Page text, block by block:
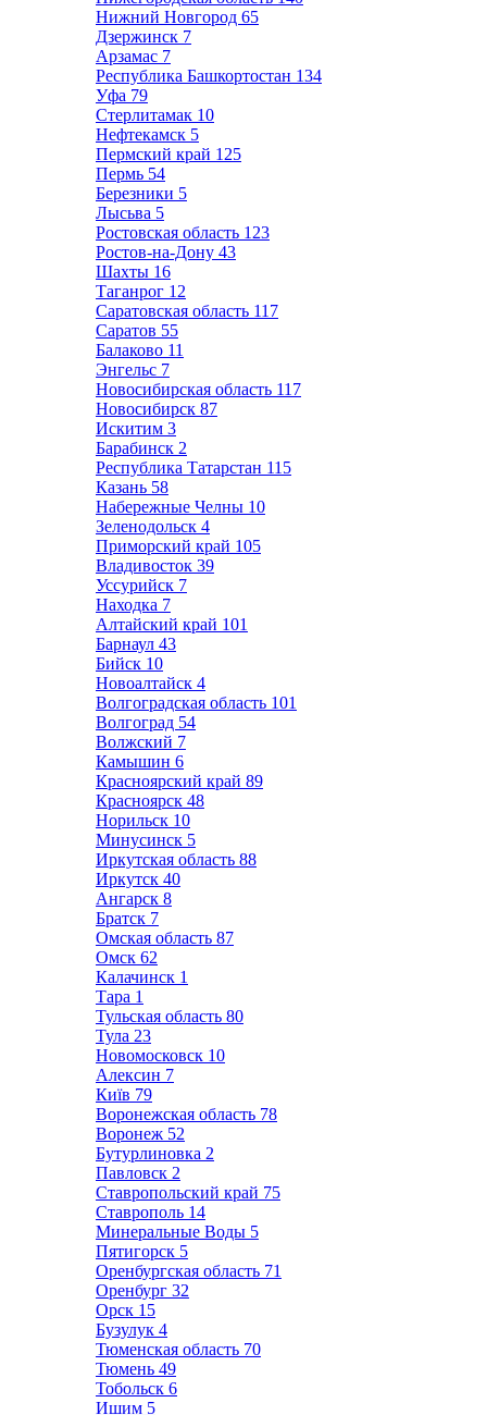
Нижний Новгород 65
Дзержинск 7
Арзамас 7
Республика Башкортостан 134
Уфа 79
Стерлитамак 10
Нефтекамск 5
Пермский край 125
Пермь 54
Березники 5
Лысьва 5
Ростовская область 123
Ростов-на-Дону 43
Шахты 16
Таганрог 12
Саратовская область 117
Саратов 55
Балаково 11
Энгельс 7
Новосибирская область 117
Новосибирск 87
Искитим 3
Барабинск 2
Республика Татарстан 115
Казань 58
Набережные Челны 10
Зеленодольск 4
Приморский край 105
Владивосток 39
Уссурийск 7
Находка 7
Алтайский край 101
Барнаул 43
Бийск 10
Новоалтайск 4
Волгоградская область 101
Волгоград 54
Волжский 7
Камышин 6
Красноярский край 89
Красноярск 48
Норильск 10
Минусинск 5
Иркутская область 88
Иркутск 40
Ангарск 8
Братск 7
Омская область 87
Омск 62
Калачинск 1
Тара 1
Тульская область 80
Тула 23
Новомосковск 10
Алексин 7
Київ 79
Воронежская область 78
Воронеж 52
Бутурлиновка 2
Павловск 2
Ставропольский край 75
Ставрополь 14
Минеральные Воды 5
Пятигорск 5
Оренбургская область 71
Оренбург 32
Орск 15
Бузулук 4
Тюменская область 70
Тюмень 49
Тобольск 6
Ишим 5